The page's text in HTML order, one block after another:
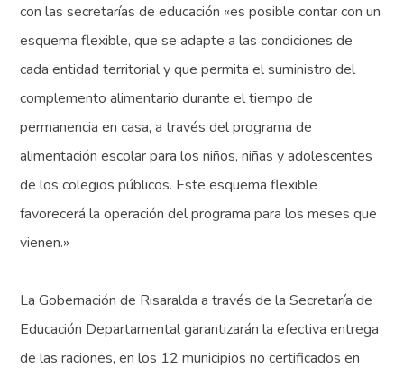
con las secretarías de educación «es posible contar con un
esquema flexible, que se adapte a las condiciones de
cada entidad territorial y que permita el suministro del
complemento alimentario durante el tiempo de
permanencia en casa, a través del programa de
alimentación escolar para los niños, niñas y adolescentes
de los colegios públicos. Este esquema flexible
favorecerá la operación del programa para los meses que
vienen.»
La Gobernación de Risaralda a través de la Secretaría de
Educación Departamental garantizarán la efectiva entrega
de las raciones, en los 12 municipios no certificados en